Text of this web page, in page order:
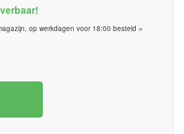
op werkdagen voor 18:00 besteld =